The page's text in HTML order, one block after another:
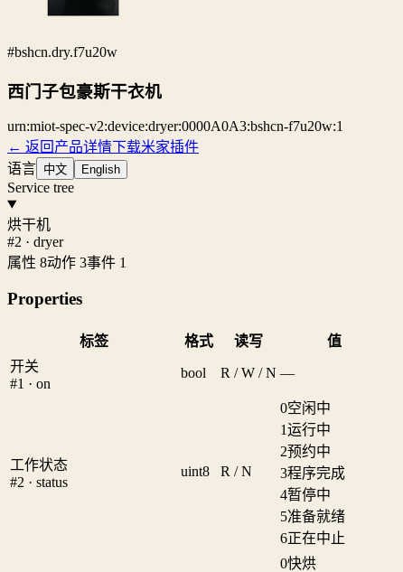
#bshcn.dry.f7u20w
西门子包豪斯干衣机
urn:miot-spec-v2:device:dryer:0000A0A3:bshcn-f7u20w:1
← 返回产品详情下载米家插件
语言 中文 English
Service tree
烘干机
#2 · dryer
属性 8动作 3事件 1
Properties
标签 格式 读写
值
开关
#1 · on
bool R / W / N —
工作状态
#2 · status
uint8 R / N
0空闲中
1运行中
2预约中
3程序完成
4暂停中
5准备就绪
6正在中止
0快烘